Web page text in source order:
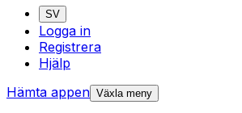
SV
Logga in
Registrera
Hjälp
Hämta appen Växla meny